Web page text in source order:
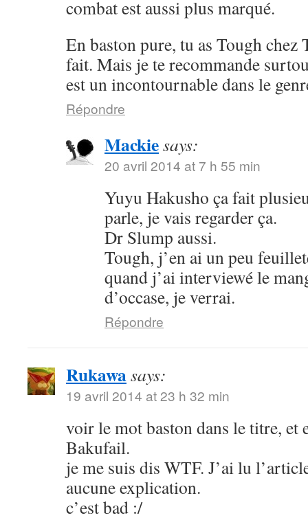
combat est aussi plus marqué.
En baston pure, tu as Tough chez
fait. Mais je te recommande
est un incontournable dans le
Répondre
Mackiesays:
20 avril 2014 at 7 h 55 min
Yuyu Hakusho ça fait
parle, je vais regarder ça.
Dr Slump aussi.
Tough, j’en ai un peu
quand j’ai interviewé le
d’occase, je verrai.
Répondre
Rukawasays:
19 avril 2014 at 23 h 32 min
voir le mot baston dans le titre, et
Bakufail.
je me suis dis WTF. J’ai lu
aucune explication.
c’est bad :/